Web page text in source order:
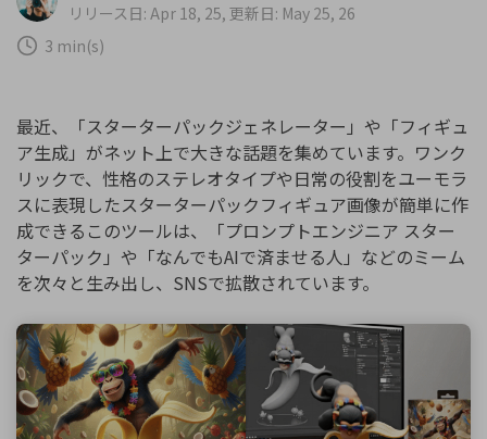
サポート
購入する
検索
リリース日: Apr 18, 25, 更新日: May 25, 26
3 min(s)
最近、「スターターパックジェネレーター」や「フィギュ
ア生成」がネット上で大きな話題を集めています。ワンク
リックで、性格のステレオタイプや日常の役割をユーモラ
スに表現したスターターパックフィギュア画像が簡単に作
成できるこのツールは、「プロンプトエンジニア スター
ターパック」や「なんでもAIで済ませる人」などのミーム
を次々と生み出し、SNSで拡散されています。